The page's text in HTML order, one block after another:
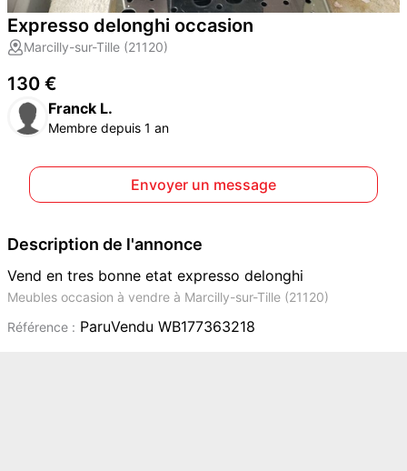
Expresso delonghi occasion
Marcilly-sur-Tille (21120)
130 €
Franck L.
Membre depuis 1 an
Envoyer un message
Description de l'annonce
Vend en tres bonne etat expresso delonghi
Meubles occasion à vendre à Marcilly-sur-Tille (21120)
Référence : ParuVendu WB177363218